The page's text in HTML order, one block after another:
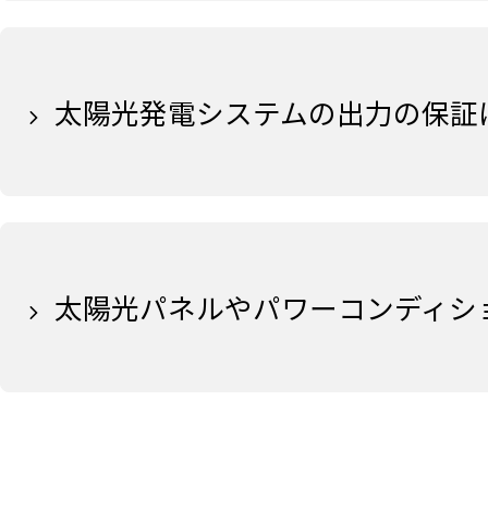
太陽光発電システムの出力の保
太陽光パネルやパワーコンディ